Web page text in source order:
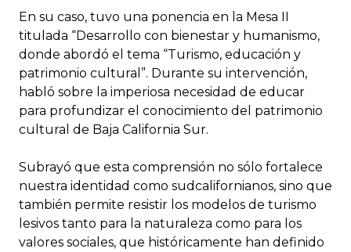
En su caso, tuvo una ponencia en la Mesa II
titulada “Desarrollo con bienestar y humanismo,
donde abordó el tema “Turismo, educación y
patrimonio cultural”. Durante su intervención,
habló sobre la imperiosa necesidad de educar
para profundizar el conocimiento del patrimonio
cultural de Baja California Sur.
Subrayó que esta comprensión no sólo fortalece
nuestra identidad como sudcalifornianos, sino que
también permite resistir los modelos de turismo
lesivos tanto para la naturaleza como para los
valores sociales, que históricamente han definido